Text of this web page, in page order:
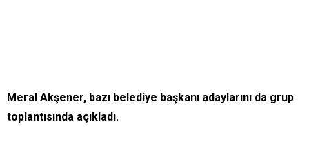
Meral Akşener, bazı belediye başkanı adaylarını da grup
toplantısında açıkladı.